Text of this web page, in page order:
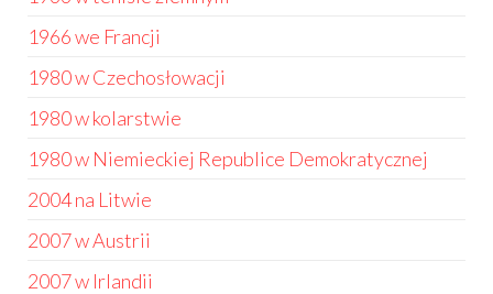
1966 we Francji
1980 w Czechosłowacji
1980 w kolarstwie
1980 w Niemieckiej Republice Demokratycznej
2004 na Litwie
2007 w Austrii
2007 w Irlandii